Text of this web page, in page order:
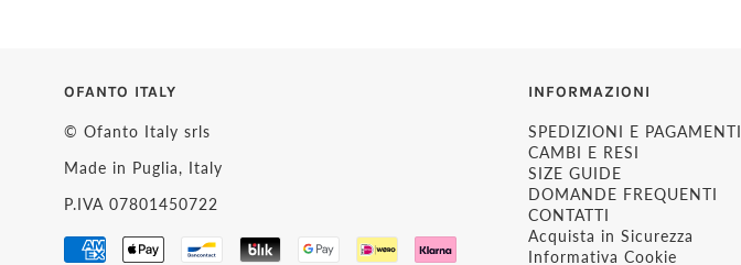
OFANTO ITALY
© Ofanto Italy srls
Made in Puglia, Italy
P.IVA 07801450722
INFORMAZIONI
SPEDIZIONI E PAGAMENTI
CAMBI E RESI
SIZE GUIDE
DOMANDE FREQUENTI
CONTATTI
Acquista in Sicurezza
Informativa Cookie